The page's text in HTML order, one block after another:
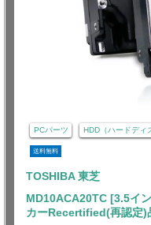
PCパーツ HDD（ハードディ
送料無料
TOSHIBA 東芝
MD10ACA20TC [3.5イ
カーRecertified(再認定)